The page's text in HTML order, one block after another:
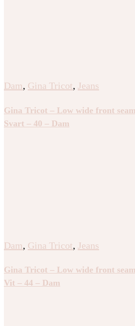
Dam, Gina Tricot, Jeans
Gina Tricot – Low wide front
Svart – 40 – Dam
Dam, Gina Tricot, Jeans
Gina Tricot – Low wide front
Vit – 44 – Dam